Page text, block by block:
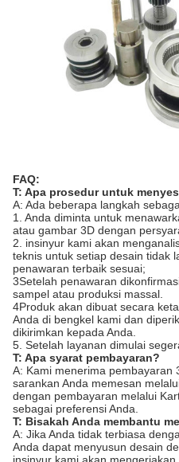
FAQ:
T: Apa prosedur untuk
A: Ada beberapa langkah
1. Anda diminta untuk
atau gambar 3D dengan
2. insinyur kami akan
teknis untuk setiap desain tidak
penawaran terbaik sesuai;
3Setelah penawaran
sampel atau produksi massal.
4Produk akan dibuat secara
Anda di bengkel kami dan
dikirimkan kepada Anda.
5. Setelah layanan dimulai
T: Apa syarat pembayaran?
A: Kami menerima pembayaran
sarankan Anda memesan
dengan pembayaran melalui
sebagai preferensi Anda.
T: Bisakah Anda membantu
A: Jika Anda tidak terbiasa
Anda dapat menyusun desain